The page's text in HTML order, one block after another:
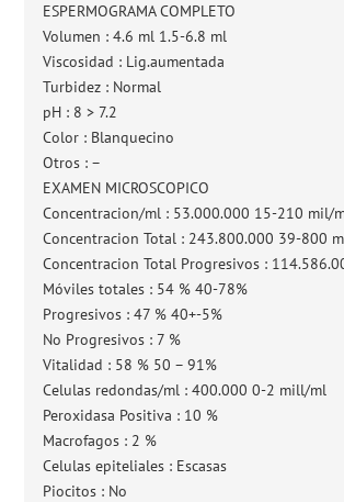
ESPERMOGRAMA COMPLETO
Volumen : 4.6 ml 1.5-6.8 ml
Viscosidad : Lig.aumentada
Turbidez : Normal
pH : 8 > 7.2
Color : Blanquecino
Otros : –
EXAMEN MICROSCOPICO
Concentracion/ml : 53.000.000 15-210 mil/
Concentracion Total : 243.800.000 39-800
Concentracion Total Progresivos :
Móviles totales : 54 % 40-78%
Progresivos : 47 % 40+-5%
No Progresivos : 7 %
Vitalidad : 58 % 50 – 91%
Celulas redondas/ml : 400.000 0-2 mill/ml
Peroxidasa Positiva : 10 %
Macrofagos : 2 %
Celulas epiteliales : Escasas
Piocitos : No